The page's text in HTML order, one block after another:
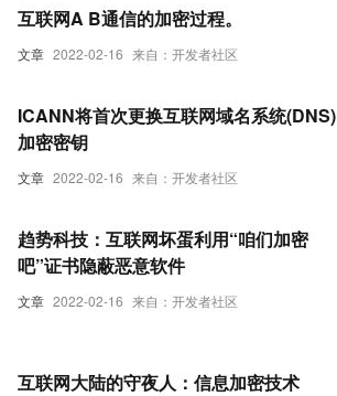
文章 2022-02-16 来自：开发者社区
互联网A B通信的加密过程。
文章 2022-02-16 来自：开发者社区
ICANN将首次更换互联网域名系统(DNS)
加密密钥
文章 2022-02-16 来自：开发者社区
趋势科技：互联网坏蛋利用“咱们加密
吧”证书隐蔽恶意软件
互联网大陆的守夜人：信息加密技术